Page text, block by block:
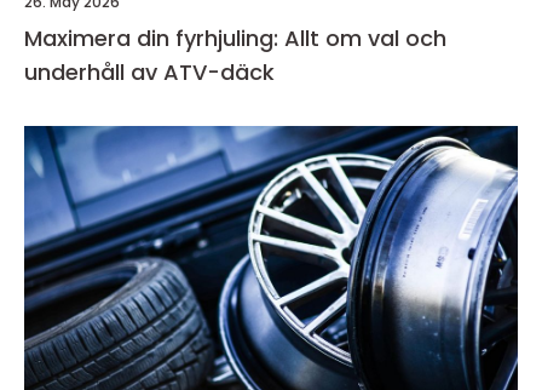
Maximera din fyrhjuling: Allt om val och
underhåll av ATV-däck